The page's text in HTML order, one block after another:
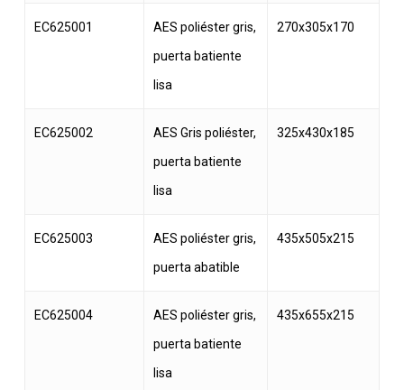
EC625001
AES poliéster gris,
puerta batiente
lisa
270x305x170
EC625002
AES Gris poliéster,
puerta batiente
lisa
325x430x185
EC625003
AES poliéster gris,
puerta abatible
435x505x215
EC625004
AES poliéster gris,
puerta batiente
lisa
435x655x215